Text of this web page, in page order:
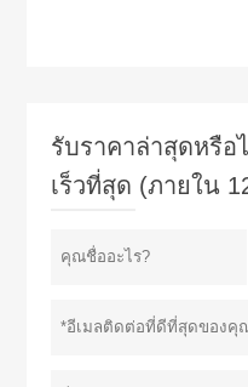
รับราคาล่าสุดหรือ
เร็วที่สุด (ภายใน